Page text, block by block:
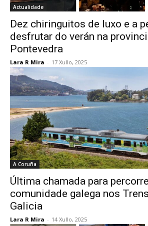
Actualidade
Dez chiringuitos de luxo e a
desfrutar do verán na
Pontevedra
Lara R Mira - 17 Xullo, 2025
A Coruña
Última chamada para
comunidade galega nos
Galicia
Lara R Mira - 14 Xullo, 2025